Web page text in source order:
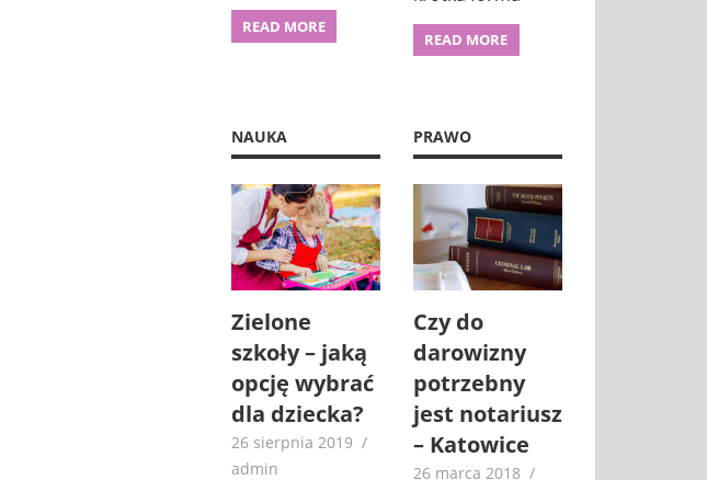
READ MORE
READ MORE
NAUKA
Zielone
szkoły – jaką
opcję wybrać
dla dziecka?
26 sierpnia 2019
admin
PRAWO
Czy do
darowizny
potrzebny
jest notariusz
– Katowice
26 marca 2018